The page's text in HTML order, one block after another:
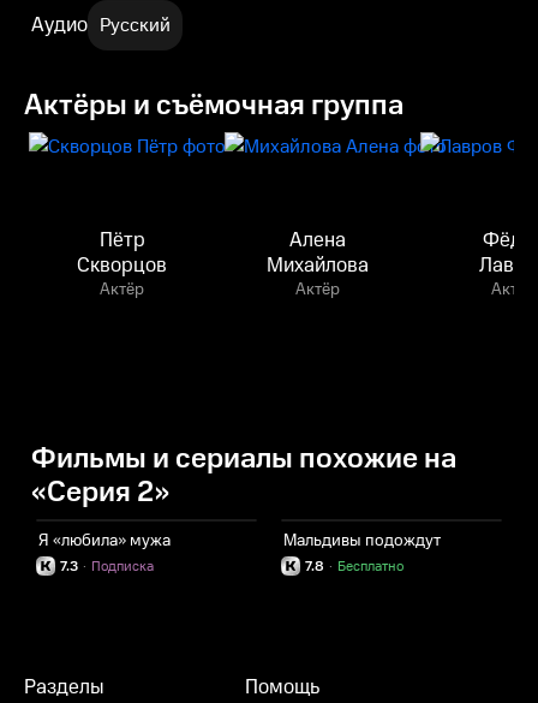
Аудио Русский
Актёры и съёмочная группа
Пётр
Скворцов
Актёр
Алена
Михайлова
Актёр Актёр
Фильмы и сериалы похожие на
«Серия 2»
Я «любила» мужа
7.3 Подписка
·
Мальдивы подождут
7.8 Бесплатно
·
Разделы Помощь